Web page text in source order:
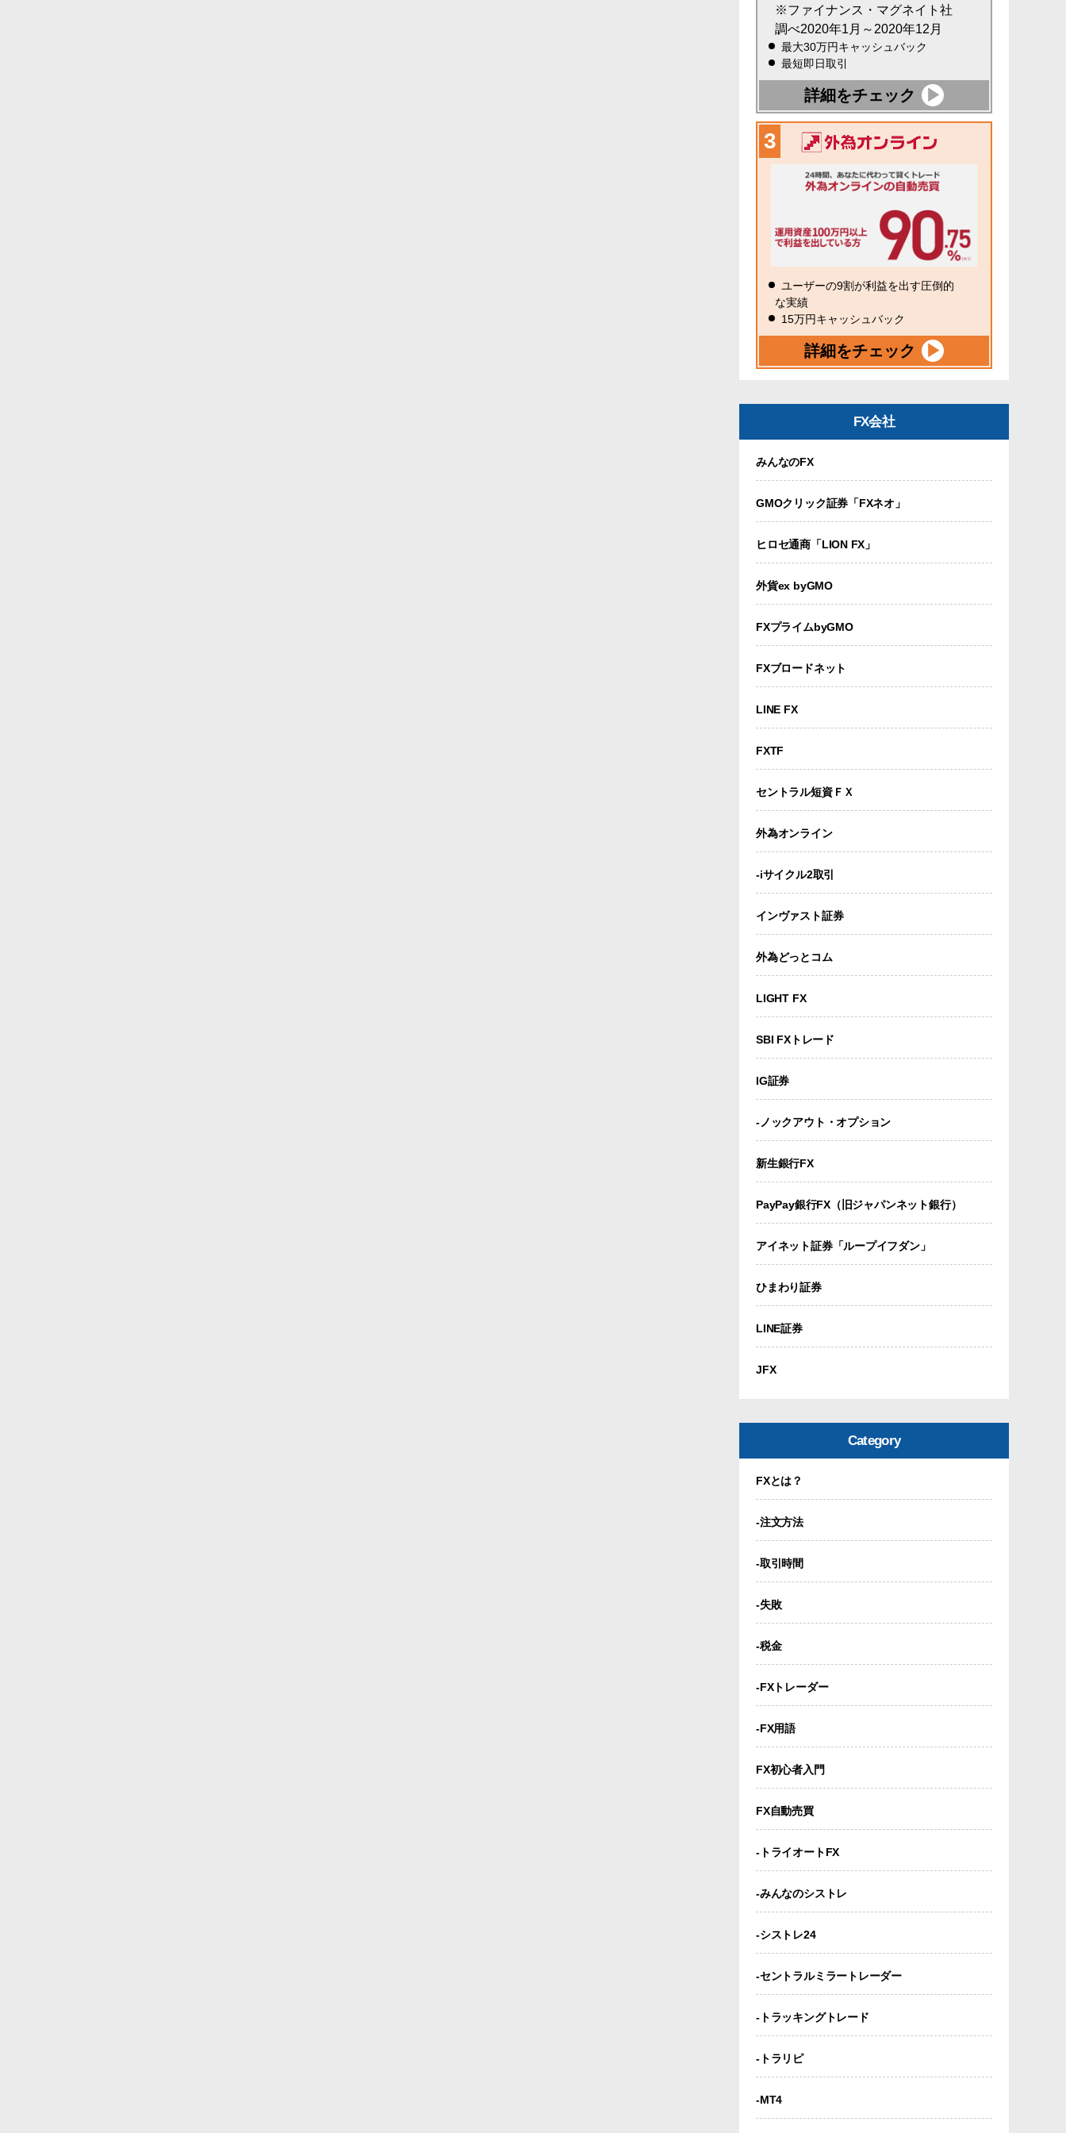
※ファイナンス・マグネイト社
調べ2020年1月～2020年12月
最大30万円キャッシュバック
最短即日取引
詳細をチェック
ユーザーの9割が利益を出す圧倒的
な実績
15万円キャッシュバック
詳細をチェック
FX会社
みんなのFX
GMOクリック証券「FXネオ」
ヒロセ通商「LION FX」
外貨ex byGMO
FXプライムbyGMO
FXブロードネット
LINE FX
FXTF
セントラル短資ＦＸ
外為オンライン
-iサイクル2取引
インヴァスト証券
外為どっとコム
LIGHT FX
SBI FXトレード
IG証券
-ノックアウト・オプション
新生銀行FX
PayPay銀行FX（旧ジャパンネット銀行）
アイネット証券「ループイフダン」
ひまわり証券
LINE証券
JFX
Category
FXとは？
-注文方法
-取引時間
-失敗
-税金
-FXトレーダー
-FX用語
FX初心者入門
FX自動売買
-トライオートFX
-みんなのシストレ
-シストレ24
-セントラルミラートレーダー
-トラッキングトレード
-トラリピ
-MT4